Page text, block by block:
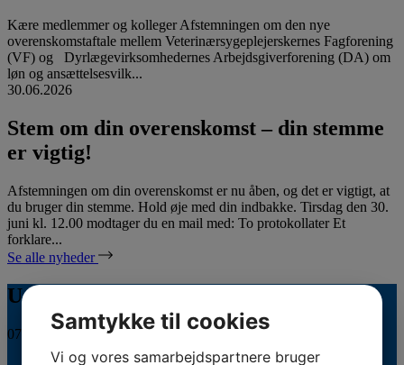
Kære medlemmer og kolleger Afstemningen om den nye
overenskomstaftale mellem Veterinærsygeplejerskernes Fagforening
(VF) og Dyrlægevirksomhedernes Arbejdsgiverforening (DA) om
løn og ansættelsesvilk...
30.06.2026
Stem om din overenskomst – din stemme
er vigtig!
Afstemningen om din overenskomst er nu åben, og det er vigtigt, at
du bruger din stemme. Hold øje med din indbakke. Tirsdag den 30.
juni kl. 12.00 modtager du en mail med: To protokollater Et
forklare...
Se alle nyheder
Uddannelseskalender
07.08.2026Samtykke til cookies
Vi og vores samarbejdspartnere bruger